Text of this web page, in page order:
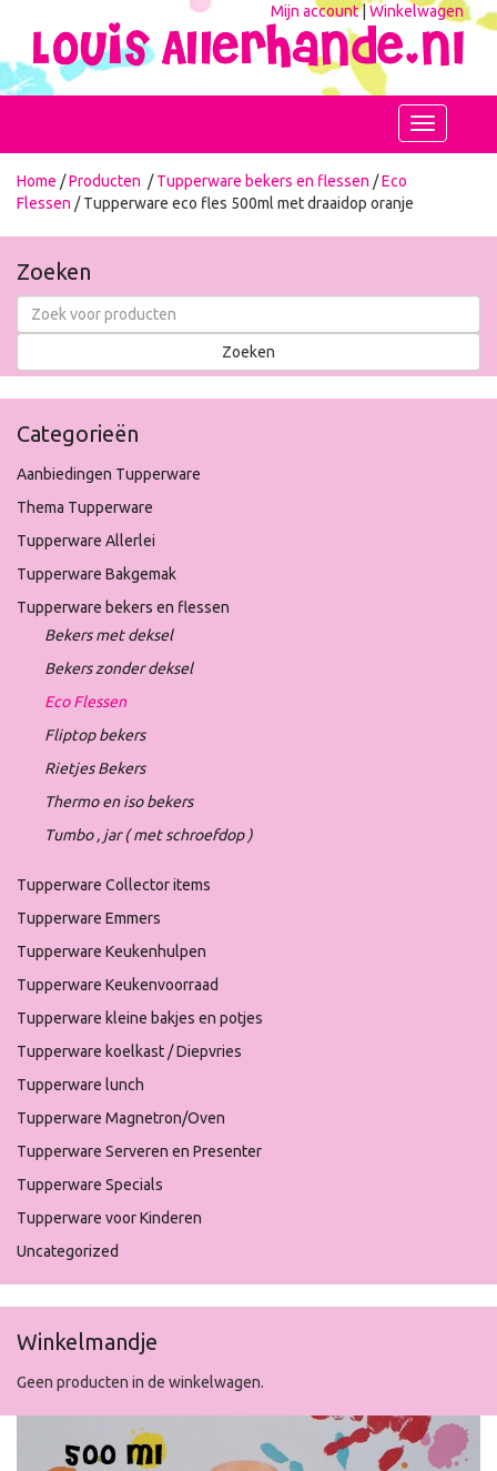
Mijn account|Winkelwagen
Toggle
navigation
Home /Producten /Tupperware bekers en flessen /Eco
Flessen / Tupperware eco fles 500ml met draaidop oranje
Zoeken
Categorieën
Aanbiedingen Tupperware
Thema Tupperware
Tupperware Allerlei
Tupperware Bakgemak
Tupperware bekers en flessen
Bekers met deksel
Bekers zonder deksel
Eco Flessen
Fliptop bekers
Rietjes Bekers
Thermo en iso bekers
Tumbo , jar ( met schroefdop )
Tupperware Collector items
Tupperware Emmers
Tupperware Keukenhulpen
Tupperware Keukenvoorraad
Tupperware kleine bakjes en potjes
Tupperware koelkast / Diepvries
Tupperware lunch
Tupperware Magnetron/Oven
Tupperware Serveren en Presenter
Tupperware Specials
Tupperware voor Kinderen
Uncategorized
Winkelmandje
Geen producten in de winkelwagen.